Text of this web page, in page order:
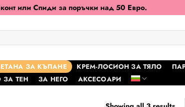
или Спиди за поръчки над 50 Евро.
ЗА КЪПАНЕ КРЕМ-ЛОСИОН ЗА ТЯЛО
ТЕН ЗА НЕГО АКСЕСОАРИ